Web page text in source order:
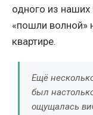
одного из наших
«пошли волной»
квартире.
Ещё
был
ощущалась